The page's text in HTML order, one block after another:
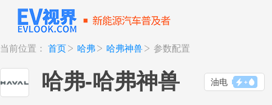
当前位置： 首页 哈弗 哈弗神兽 参数配置
哈弗-哈弗神兽 油电